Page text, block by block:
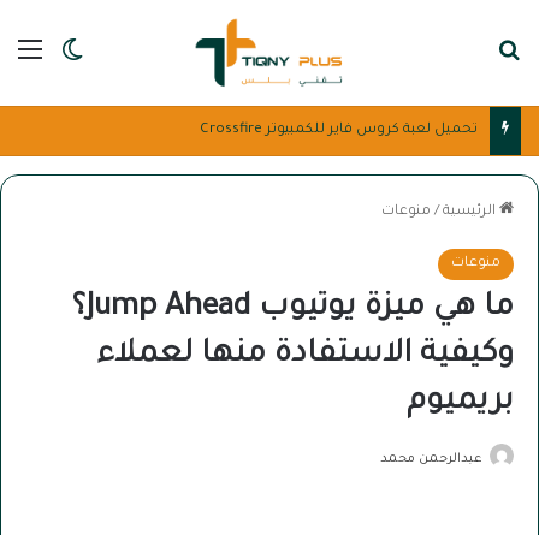
الوضع
أفضل 7 بوابات الدفع الإلكتروني للعرب للمتاجر
الرئيسية / منوعات
منوعات
ما هي ميزة يوتيوب Jump Ahead؟
وكيفية الاستفادة منها لعملاء
بريميوم
عبدالرحمن محمد